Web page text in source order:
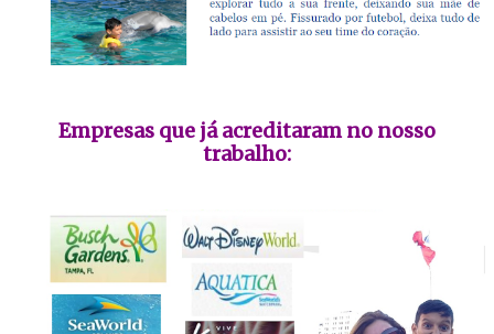
Empresas que já acreditaram no nosso
trabalho: